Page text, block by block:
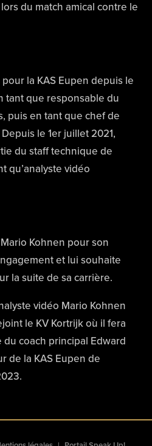
du match amical contre le
la KAS Eupen depuis le
tant que responsable du
puis en tant que chef de
le 1er juillet 2021,
du staff technique de
qu’analyste vidéo
Kohnen pour son
et lui souhaite
la suite de sa carrière.
vidéo Mario Kohnen
le KV Kortrijk où il fera
coach principal Edward
de la KAS Eupen de